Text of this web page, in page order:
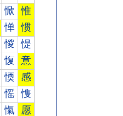
惞 惟
惮 惯
惾 惿
愎 意
愞 感
愮 愯
愾 愿